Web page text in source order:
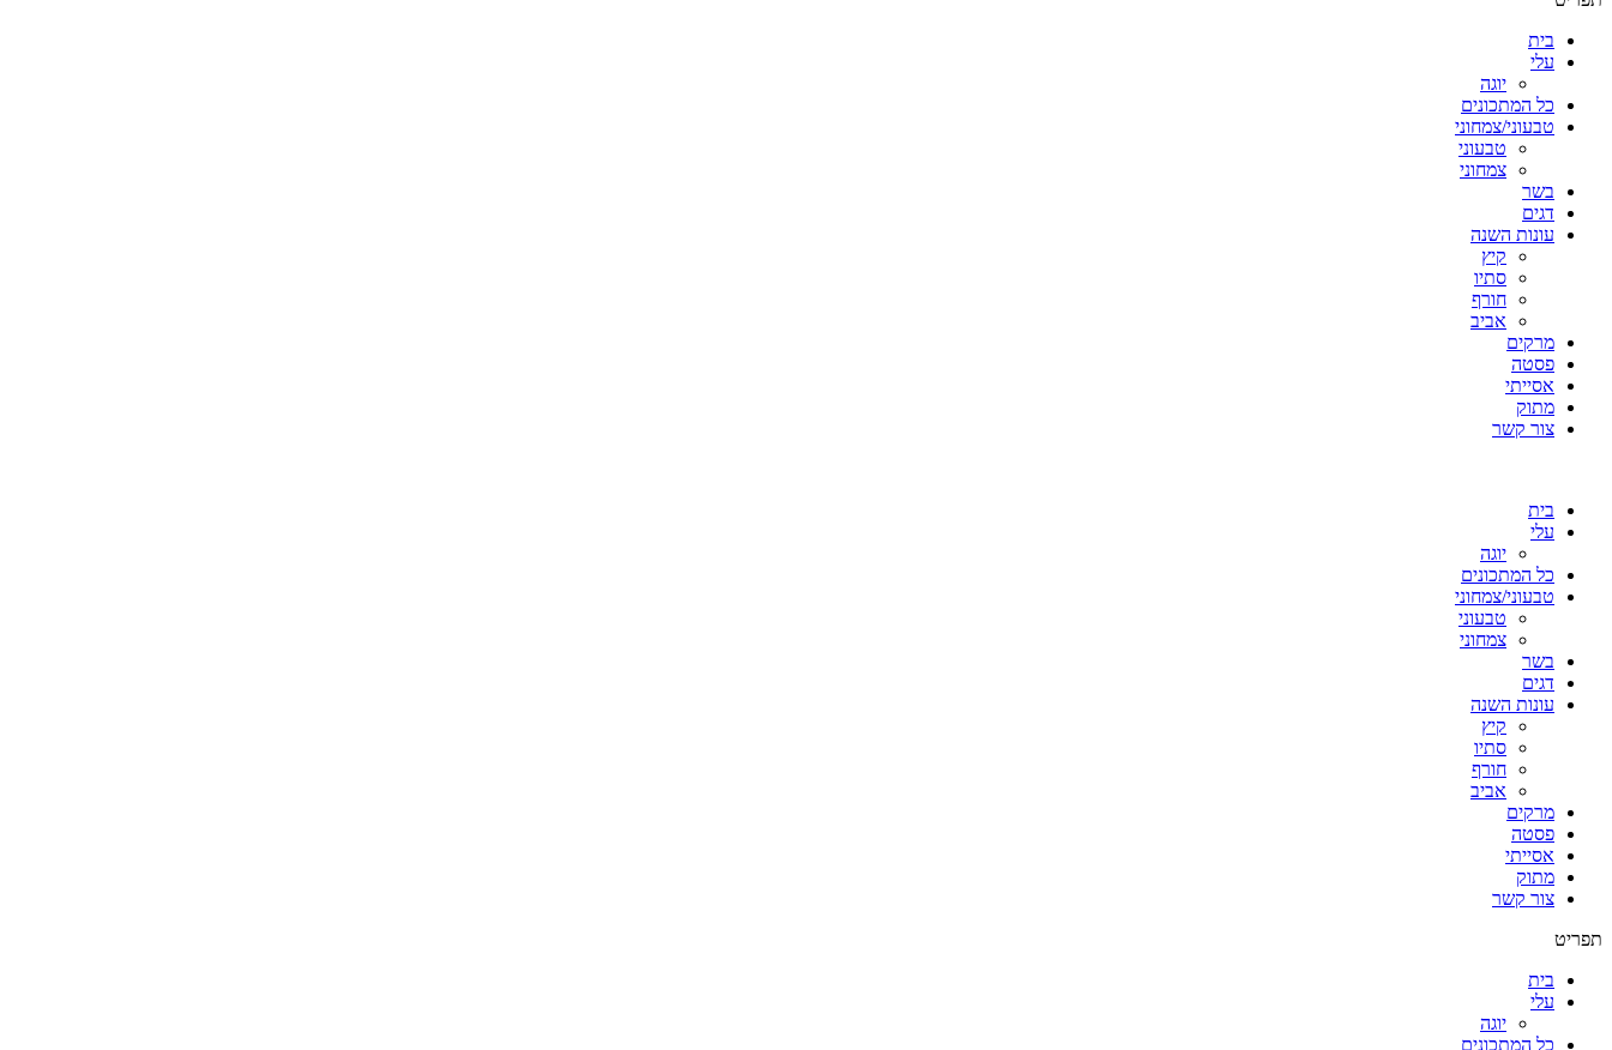
בית
עלי
יוגה
כל המתכונים
טבעוני/צמחוני
טבעוני
צמחוני
בשר
דגים
עונות השנה
קיץ
סתיו
חורף
אביב
מרקים
פסטה
אסייתי
מתוק
צור קשר
בית
עלי
יוגה
כל המתכונים
טבעוני/צמחוני
טבעוני
צמחוני
בשר
דגים
עונות השנה
קיץ
סתיו
חורף
אביב
מרקים
פסטה
אסייתי
מתוק
צור קשר
תפריט
בית
עלי
יוגה
כל המתכונים